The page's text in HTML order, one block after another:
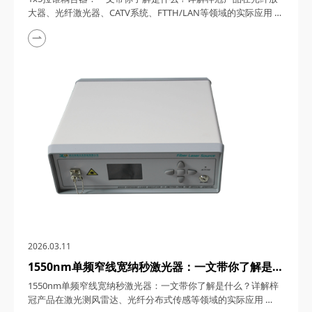
FTTH/LAN等领域的实际应用
大器、光纤激光器、CATV系统、FTTH/LAN等领域的实际应用
1x5拉锥耦合器，在光纤通信与传感技术迅猛发展的今天，凭借
其独特的设计、卓越的性能以及广泛的应用场景，成为了光纤网
款产品的内在魅力。 一、1...
2026.03.11
1550nm单频窄线宽纳秒激光器：一文带你了解是什
么？详解梓冠产品在激光测风雷达、光纤分布式传感
等领域的实际应用
1550nm单频窄线宽纳秒激光器：一文带你了解是什么？详解梓
冠产品在激光测风雷达、光纤分布式传感等领域的实际应用